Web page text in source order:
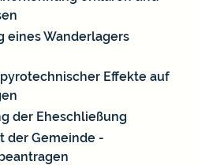
eines Wanderlagers
Effekte auf
der Eheschließung
der Gemeinde -